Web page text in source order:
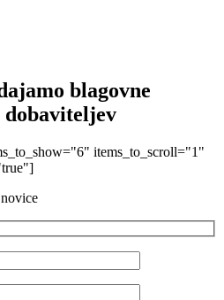
blagovne
items_to_scroll="1"
novice